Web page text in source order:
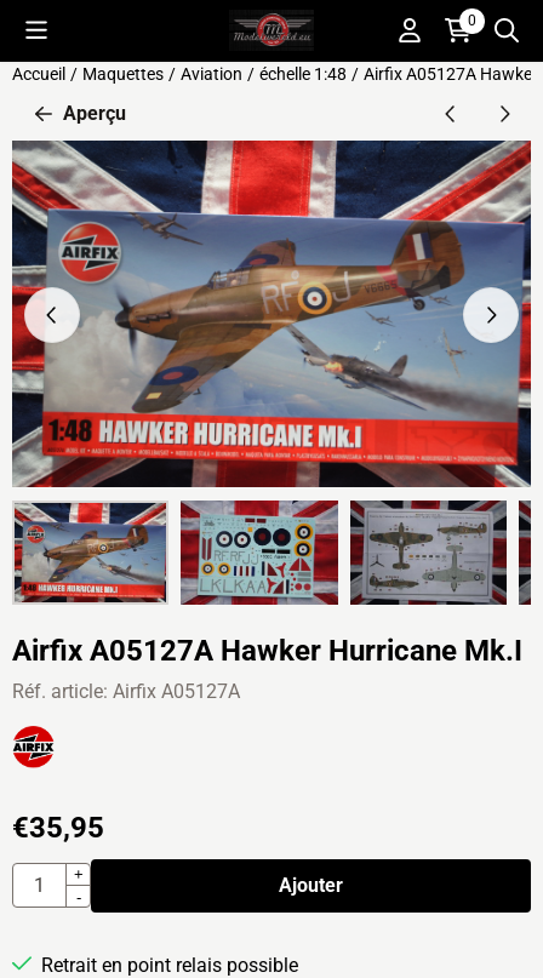
Préférences de cookies disponibles. Choisissez les paramètres
0
Accueil / Maquettes / Aviation / échelle 1:48 / Airfix A05127A Hawker
Aperçu
Airfix A05127A Hawker Hurricane Mk.I
Réf. article: Airfix A05127A
€35,95
Quantité
+
-
Ajouter
Retrait en point relais possible